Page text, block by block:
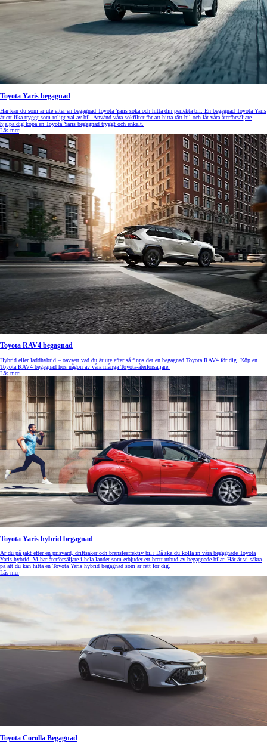
Toyota Yaris begagnad
Här kan du som är ute efter en begagnad Toyota Yaris söka och hitta din perfekta bil. En begagnad Toyota Yaris
är ett lika tryggt som roligt val av bil. Använd våra sökfilter för att hitta rätt bil och låt våra återförsäljare
hjälpa dig köpa en Toyota Yaris begagnad tryggt och enkelt.
Läs mer
Toyota RAV4 begagnad
Hybrid eller laddhybrid – oavsett vad du är ute efter så finns det en begagnad Toyota RAV4 för dig. Köp en
Toyota RAV4 begagnad hos någon av våra många Toyota-återförsäljare.
Läs mer
Toyota Yaris hybrid begagnad
Är du på jakt efter en prisvärd, driftsäker och bränsleeffektiv bil? Då ska du kolla in våra begagnade Toyota
Yaris hybrid. Vi har återförsäljare i hela landet som erbjuder ett brett utbud av begagnade bilar. Här är vi säkra
på att du kan hitta en Toyota Yaris hybrid begagnad som är rätt för dig.
Läs mer
Toyota Corolla Begagnad